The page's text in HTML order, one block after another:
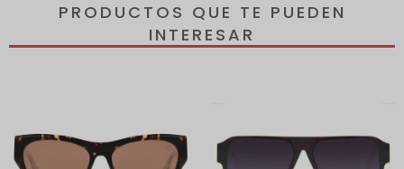
PRODUCTOS QUE TE PUEDEN
INTERESAR